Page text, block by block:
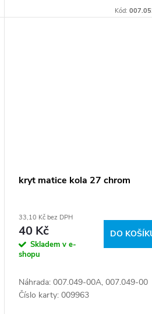
Kód:
kryt matice kola 27 chrom
33,10 Kč bez DPH
40 Kč
Skladem v e-
shopu
DO
Náhrada: 007.049-00A, 007.049-00
Číslo karty: 009963